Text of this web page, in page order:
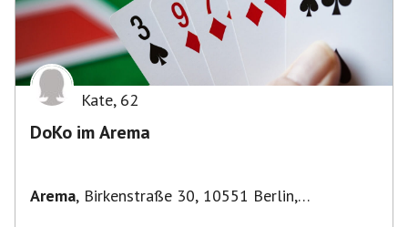
Kate, 62
DoKo im Arema
Arema, Birkenstraße 30, 10551 Berlin,